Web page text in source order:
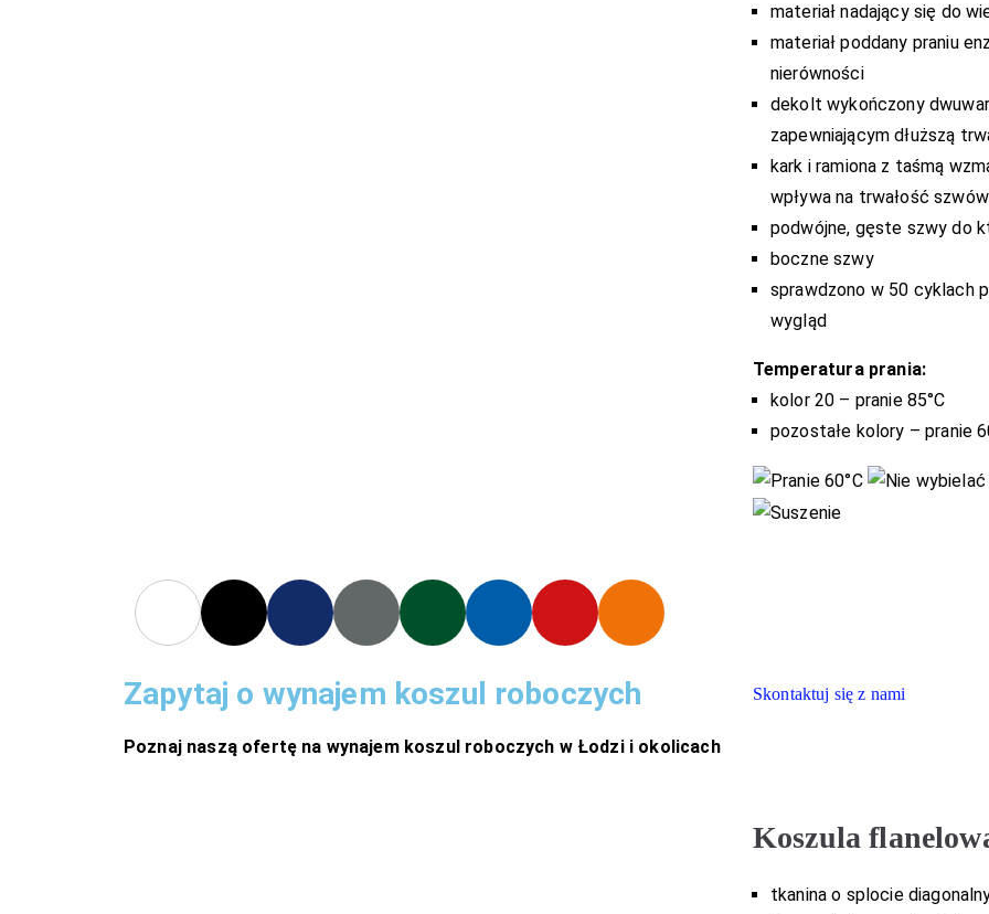
materiał nadający się do
materiał poddany praniu
nierówności
dekolt wykończony
zapewniającym dłuższą
kark i ramiona z taśmą
wpływa na trwałość szwów
podwójne, gęste szwy do
boczne szwy
sprawdzono w 50 cyklach
wygląd
Temperatura prania:
kolor 20 – pranie 85°C
pozostałe kolory – pranie
Zapytaj o wynajem koszul roboczych
Poznaj naszą ofertę na wynajem koszul roboczych w Łodzi i okolicach
Skontaktuj się z nami
Koszula
tkanina o splocie